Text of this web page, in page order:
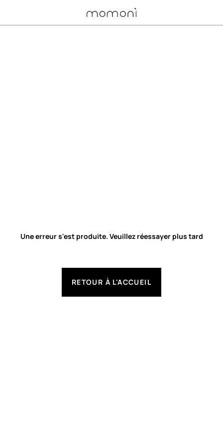
Une erreur s'est produite. Veuillez réessayer plus tard
RETOUR À L'ACCUEIL